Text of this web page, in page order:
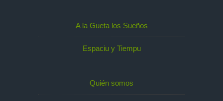
A la Gueta los Sueños
Espaciu y Tiempu
Quién somos